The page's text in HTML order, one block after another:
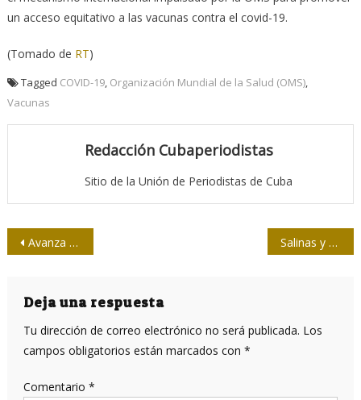
un acceso equitativo a las vacunas contra el covid-19.
(Tomado de RT)
Tagged COVID-19, Organización Mundial de la Salud (OMS),
Vacunas
Redacción Cubaperiodistas
Sitio de la Unión de Periodistas de Cuba
Navegación
entradas
Avanza en Cuba vacunación contra la COVID-19 Salinas y su aprendiz
Deja una respuesta
Tu dirección de correo electrónico no será publicada. Los
campos obligatorios están marcados con *
Comentario *